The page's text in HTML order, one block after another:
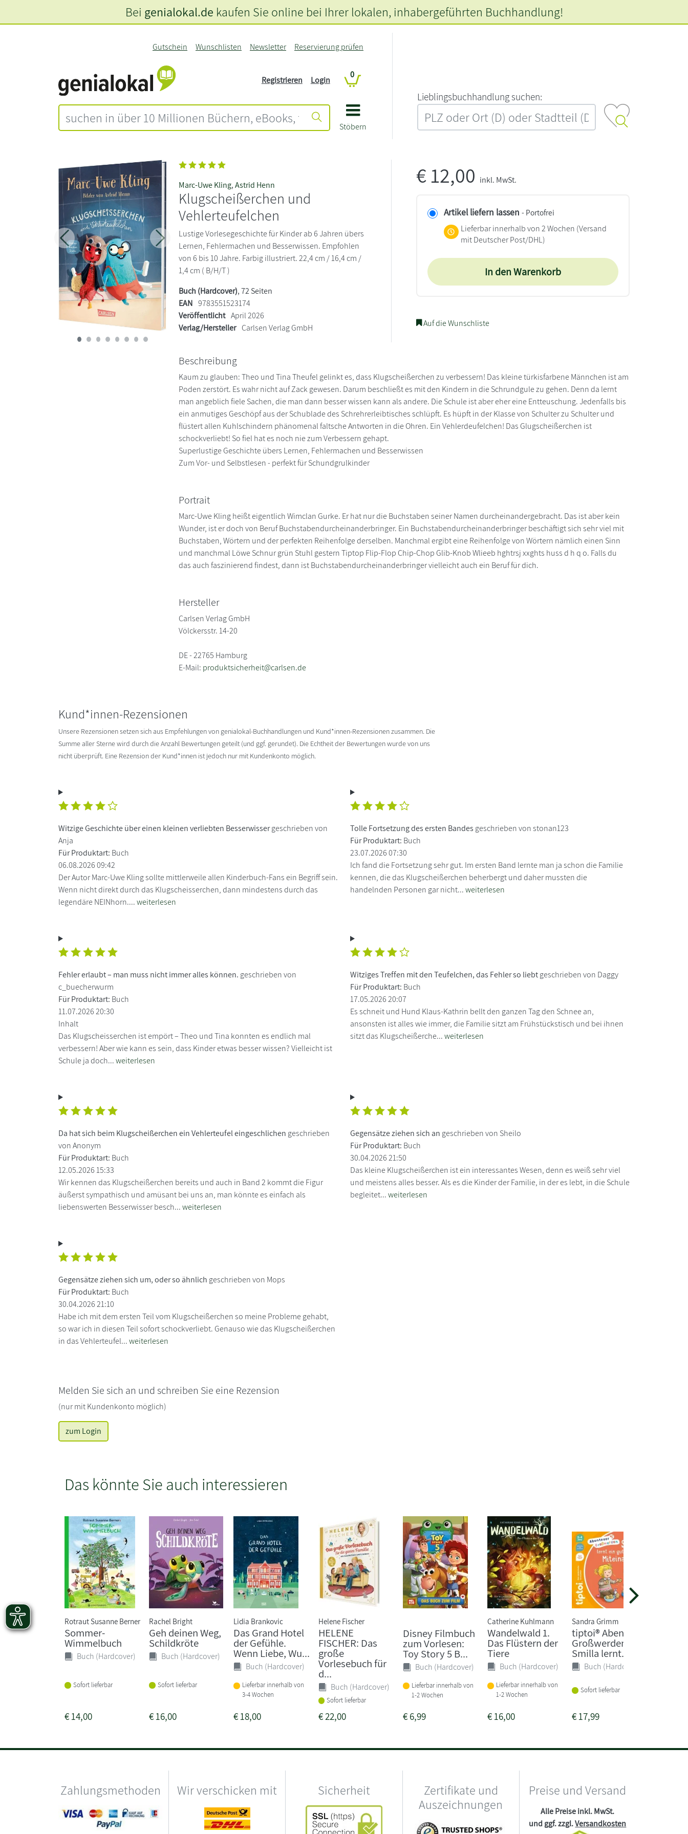
Stöbern
Gutschein Wunschlisten Newsletter Reservierung prüfen
Registrieren Login
0
L‍i‍e‍b‍l‍i‍n‍g‍s‍b‍u‍c‍h‍h‍a‍n‍d‍l‍u‍n‍g‍ ‍s‍u‍c‍h‍e‍n‍:‍
Bei genialokal.de kaufen Sie online bei Ihrer lokalen, inhabergeführten Buchhandlung!
Zurück Weiter
Marc-Uwe Kling,Astrid Henn
Klugscheißerchen und
Vehlerteufelchen
Lustige Vorlesegeschichte für Kinder ab 6 Jahren übers
Lernen, Fehlermachen und Besserwissen. Empfohlen
von 6 bis 10 Jahre. Farbig illustriert. 22,4 cm / 16,4 cm /
1,4 cm ( B/H/T )
Buch (Hardcover), 72 Seiten
EAN 9783551523174
Veröffentlicht April 2026
Verlag/Hersteller Carlsen Verlag GmbH
€12,00 inkl. MwSt.
Artikel liefern lassen - Portofrei
Lieferbar innerhalb von 2 Wochen (Versand
mit Deutscher Post/DHL)
In den Warenkorb
Auf die Wunschliste
Beschreibung
Kaum zu glauben: Theo und Tina Theufel gelinkt es, dass Klugscheißerchen zu verbessern! Das kleine türkisfarbene Männchen ist am
Poden zerstört. Es wahr nicht auf Zack gewesen. Darum beschließt es mit den Kindern in die Schrundgule zu gehen. Denn da lernt
man angeblich fiele Sachen, die man dann besser wissen kann als andere. Die Schule ist aber eher eine Entteuschung. Jedenfalls bis
ein anmutiges Geschöpf aus der Schublade des Schrehrerleibtisches schlüpft. Es hüpft in der Klasse von Schulter zu Schulter und
flüstert allen Kuhlschindern phänomenal faltsche Antworten in die Ohren. Ein Vehlerdeufelchen! Das Glugscheißerchen ist
schockverliebt! So fiel hat es noch nie zum Verbessern gehapt.
Superlustige Geschichte übers Lernen, Fehlermachen und Besserwissen
Zum Vor- und Selbstlesen - perfekt für Schundgrulkinder
Portrait
Marc-Uwe Kling heißt eigentlich Wimclan Gurke. Er hat nur die Buchstaben seiner Namen durcheinandergebracht. Das ist aber kein
Wunder, ist er doch von Beruf Buchstabendurcheinanderbringer. Ein Buchstabendurcheinanderbringer beschäftigt sich sehr viel mit
Buchstaben, Wörtern und der perfekten Reihenfolge derselben. Manchmal ergibt eine Reihenfolge von Wörtern nämlich einen Sinn
und manchmal Löwe Schnur grün Stuhl gestern Tiptop Flip-Flop Chip-Chop Glib-Knob Wlieeb hghtrsj xxghts huss d h q o. Falls du
das auch faszinierend findest, dann ist Buchstabendurcheinanderbringer vielleicht auch ein Beruf für dich.
Hersteller
Carlsen Verlag GmbH
Völckersstr. 14-20
DE - 22765 Hamburg
E-Mail: produktsicherheit@carlsen.de
Kund*innen-Rezensionen
Unsere Rezensionen setzen sich aus Empfehlungen von genialokal-Buchhandlungen und Kund*innen-Rezensionen zusammen. Die
Summe aller Sterne wird durch die Anzahl Bewertungen geteilt (und ggf. gerundet). Die Echtheit der Bewertungen wurde von uns
nicht überprüft. Eine Rezension der Kund*innen ist jedoch nur mit Kundenkonto möglich.
Witzige Geschichte über einen kleinen verliebten Besserwissergeschrieben von
Anja
Für Produktart: Buch
06.08.2026 09:42
Der Autor Marc-Uwe Kling sollte mittlerweile allen Kinderbuch-Fans ein Begriff sein.
Wenn nicht direkt durch das Klugscheisserchen, dann mindestens durch das
legendäre NEINhorn....weiterlesen
Tolle Fortsetzung des ersten Bandes geschrieben von stonan123
Für Produktart: Buch
23.07.2026 07:30
Ich fand die Fortsetzung sehr gut. Im ersten Band lernte man ja schon die Familie
kennen, die das Klugscheißerchen beherbergt und daher mussten die
handelnden Personen gar nicht...weiterlesen
Fehler erlaubt – man muss nicht immer alles können. geschrieben von
c_buecherwurm
Für Produktart: Buch
11.07.2026 20:30
Inhalt
Das Klugscheisserchen ist empört – Theo und Tina konnten es endlich mal
verbessern! Aber wie kann es sein, dass Kinder etwas besser wissen? Vielleicht ist
Schule ja doch...weiterlesen
Witziges Treffen mit den Teufelchen, das Fehler so liebtgeschrieben von Daggy
Für Produktart: Buch
17.05.2026 20:07
Es schneit und Hund Klaus-Kathrin bellt den ganzen Tag den Schnee an,
ansonsten ist alles wie immer, die Familie sitzt am Frühstückstisch und bei ihnen
sitzt das Klugscheißerche...weiterlesen
Da hat sich beim Klugscheißerchen ein Vehlerteufel eingeschlichen geschrieben
von Anonym
Für Produktart: Buch
12.05.2026 15:33
Wir kennen das Klugscheißerchen bereits und auch in Band 2 kommt die Figur
äußerst sympathisch und amüsant bei uns an, man könnte es einfach als
liebenswerten Besserwisser besch...weiterlesen
Gegensätze ziehen sich an geschrieben von Sheilo
Für Produktart: Buch
30.04.2026 21:50
Das kleine Klugscheißerchen ist ein interessantes Wesen, denn es weiß sehr viel
und meistens alles besser. Als es die Kinder der Familie, in der es lebt, in die Schule
begleitet...weiterlesen
Gegensätze ziehen sich um, oder so ähnlich geschrieben von Mops
Für Produktart: Buch
30.04.2026 21:10
Habe ich mit dem ersten Teil vom Klugscheißerchen so meine Probleme gehabt,
so war ich in diesen Teil sofort schockverliebt. Genauso wie das Klugscheißerchen
in das Vehlerteufel...weiterlesen
Melden Sie sich an und schreiben Sie eine Rezension
(nur mit Kundenkonto möglich)
zum Login
Das könnte Sie auch interessieren
Rotraut Susanne Berner
Sommer-
Wimmelbuch
Buch (Hardcover)
Sofort lieferbar
€14,00
Rachel Bright
Geh deinen Weg,
Schildkröte
Buch (Hardcover)
Sofort lieferbar
€16,00
Lidia Brankovic
Das Grand Hotel
der Gefühle.
Wenn Liebe, Wu...
Buch (Hardcover)
Lieferbar innerhalb von
3-4 Wochen
€18,00
Helene Fischer
HELENE
FISCHER: Das
große
Vorlesebuch für
d...
Buch (Hardcover)
Sofort lieferbar
€22,00
Disney Filmbuch
zum Vorlesen:
Toy Story 5 B...
Buch (Hardcover)
Lieferbar innerhalb von
1-2 Wochen
€6,99
Catherine Kuhlmann
Wandelwald 1.
Das Flüstern der
Tiere
Buch (Hardcover)
Lieferbar innerhalb von
1-2 Wochen
€16,00
Sandra Grimm
tiptoi® Abenteuer
Großwerden -
Smilla lernt...
Buch (Hardcover)
Sofort lieferbar
€17,99
Zahlungsmethoden Wir verschicken mit Sicherheit
Zertifikate und
Auszeichnungen
Preise und Versand
Alle Preise inkl. MwSt.
und ggf. zzgl.Versandkosten